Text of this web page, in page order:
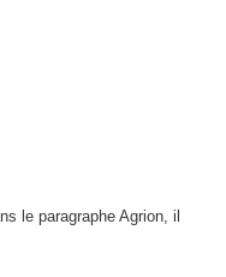
le paragraphe Agrion, il